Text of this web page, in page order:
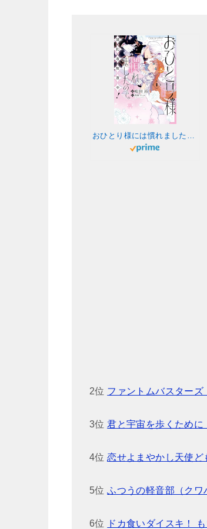
おひとり様には慣れましたので。 婚約者放置中！: 1【イラスト特典付】 (comic LAKE)
2位 ファントムバスターズ
3位君と宇宙を歩くために
4位恋せよまやかし天使ど
5位ふつうの軽音部（クワ
6位 ドカ食いダイスキ！